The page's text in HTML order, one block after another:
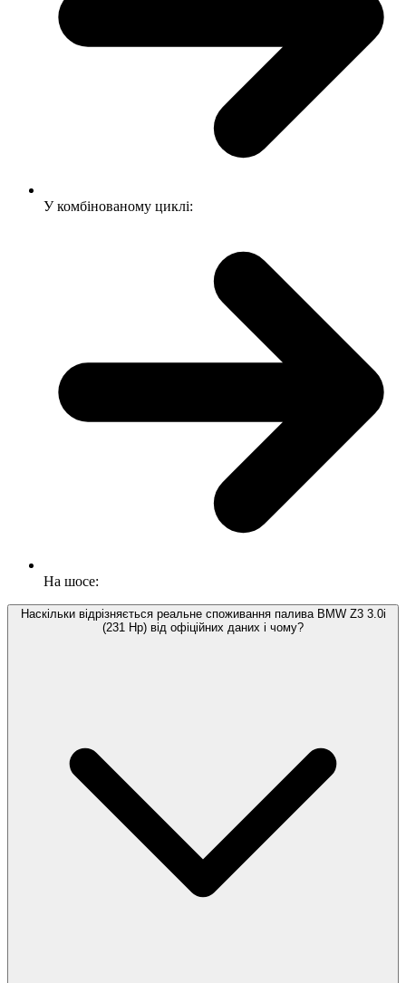
У комбінованому циклі:
На шосе:
Наскільки відрізняється реальне споживання палива BMW Z3 3.0i
(231 Hp) від офіційних даних і чому?